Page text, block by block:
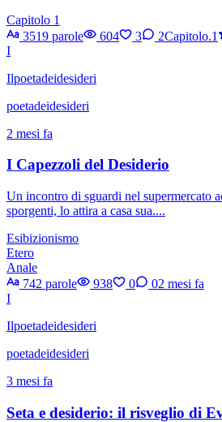
Capitolo 1
3519 parole
604 3 2Capitolo.1
I
Ilpoetadeidesideri
poetadeidesideri
2 mesi fa
I Capezzoli del Desiderio
Un incontro di sguardi nel supermercato
sporgenti, lo attira a casa sua....
Esibizionismo
Etero
Anale
742 parole
938 0 02 mesi fa
I
Ilpoetadeidesideri
poetadeidesideri
3 mesi fa
Seta e desiderio: il risveglio di